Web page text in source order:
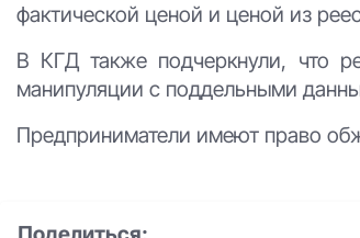
фактической ценой и ценой из
В КГД также подчеркнули, что
манипуляции с поддельными
Предприниматели имеют право